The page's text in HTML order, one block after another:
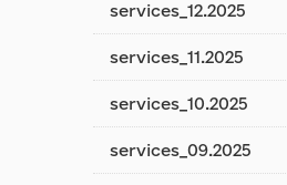
services_12.2025
services_11.2025
services_10.2025
services_09.2025